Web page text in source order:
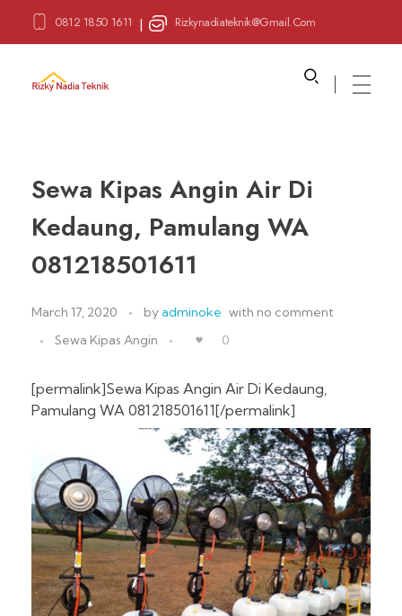
0812 1850 1611 | Rizkynadiateknik@gmail.com
Sewa Kipas Angin Air Di
Kedaung, Pamulang WA
081218501611
March 17, 2020 byadminoke with no comment
Sewa Kipas Angin
0
[permalink]Sewa Kipas Angin Air Di Kedaung,
Pamulang WA 081218501611[/permalink]